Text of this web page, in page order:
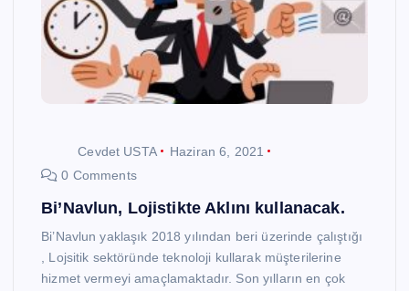
Cevdet USTA
Haziran 6, 2021
0 Comments
Bi’Navlun, Lojistikte Aklını kullanacak.
Bi’Navlun yaklaşık 2018 yılından beri üzerinde çalıştığı
, Lojsitik sektöründe teknoloji kullarak müşterilerine
hizmet vermeyi amaçlamaktadır. Son yılların en çok